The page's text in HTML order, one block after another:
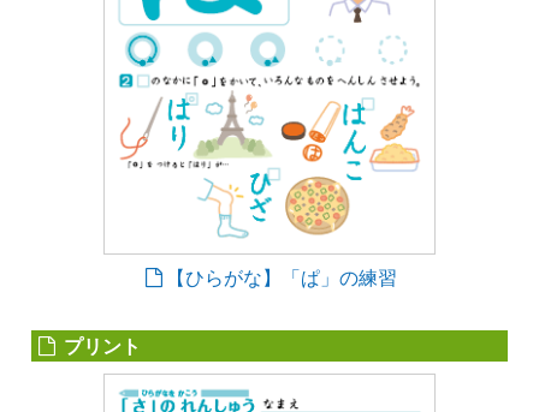
【ひらがな】「ぱ」の練習
プリント